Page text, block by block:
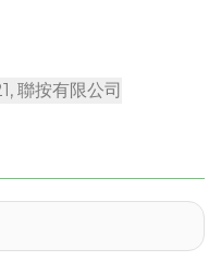
, 聯按有限公司